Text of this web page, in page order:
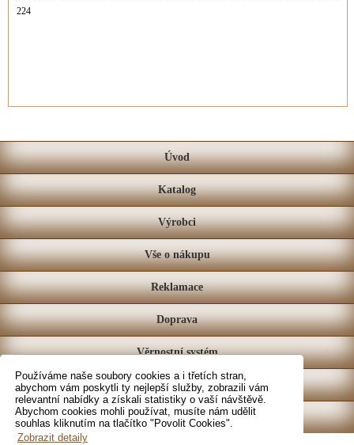
Používáme naše soubory cookies a i třetích stran,
abychom vám poskytli ty nejlepší služby, zobrazili vám
relevantní nabídky a získali statistiky o vaší návštěvě.
Abychom cookies mohli používat, musíte nám udělit
souhlas kliknutím na tlačítko "Povolit Cookies".
Zobrazit detaily
224
Úvod
Katalog
Výrobci
Vše o nákupu
Reklamace
Doprava
Věrnostní systém
Prodejna
Kontakt